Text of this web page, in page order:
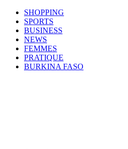
SHOPPING
SPORTS
BUSINESS
NEWS
FEMMES
PRATIQUE
BURKINA FASO